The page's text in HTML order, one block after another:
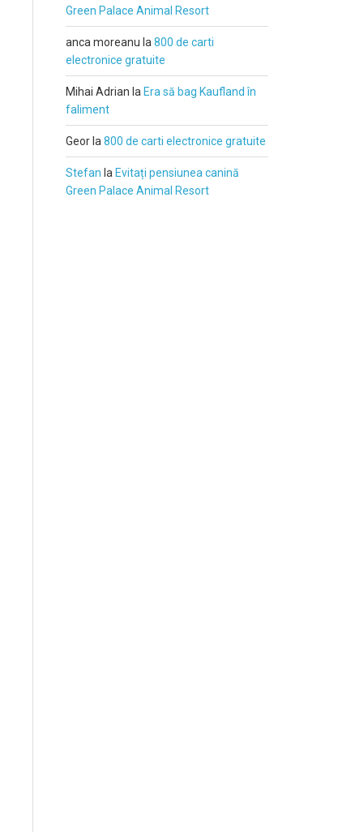
Green Palace Animal Resort
anca moreanu la 800 de carti
electronice gratuite
Mihai Adrian la Era să bag Kaufland în
faliment
Geor la 800 de carti electronice gratuite
Stefan la Evitați pensiunea canină
Green Palace Animal Resort